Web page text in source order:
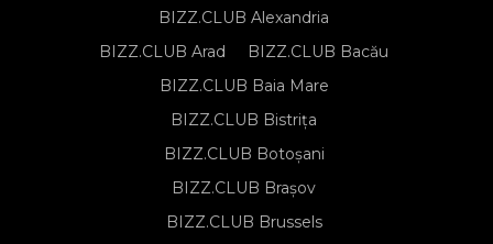
BIZZ.CLUB Alexandria
BIZZ.CLUB Arad
BIZZ.CLUB Bacău
BIZZ.CLUB Baia Mare
BIZZ.CLUB Bistrița
BIZZ.CLUB Botoșani
BIZZ.CLUB Brașov
BIZZ.CLUB Brussels